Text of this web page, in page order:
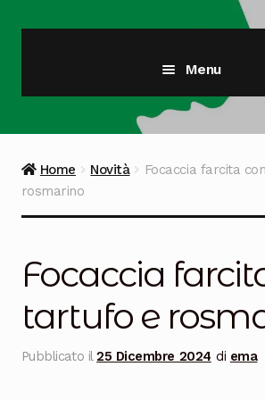
Menu
Salumi
Formaggi
Legumi
Salse e condimenti
Home Novità
Focaccia farcita
rosmarino
Focaccia
tartufo e
Pubblicato il25 Dicembre 2024 di ema